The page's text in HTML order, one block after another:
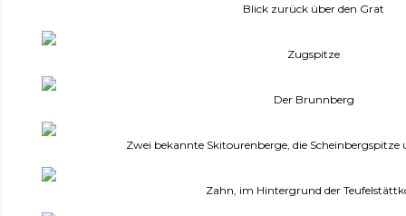
Blick zurück über den Grat
Zugspitze
Der Brunnberg
Zwei bekannte Skitourenberge, die Scheinbergspitze
Zahn, im Hintergrund der